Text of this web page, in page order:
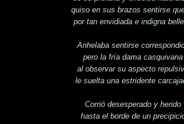
quiso en sus brazos sentirse
por tan envidiada e indigna
Anhelaba sentirse
pero la fría dama casquivana
al observar su aspecto
le suelta una estridente
Corrió desesperado y herido
hasta el borde de un